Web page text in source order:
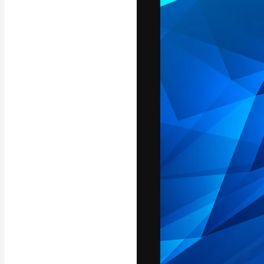
La plataforma
trabajo. Más
estudios.
Español